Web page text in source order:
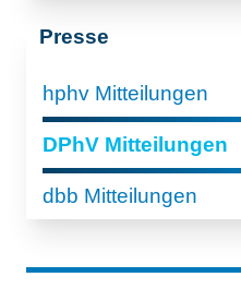
Presse
hphv Mitteilungen
DPhV Mitteilungen
dbb Mitteilungen